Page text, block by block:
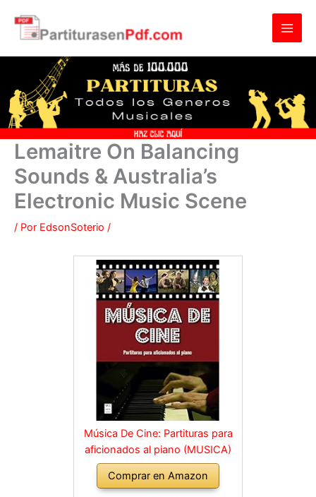
contenido
Lemaitre On Balancing
Sounds & Australia’s
Electronic Music Scene
/ Por EdsonSoterio /
Música De Cine: Partituras para
aficionados al piano (MUSICA)
Comprar en Amazon